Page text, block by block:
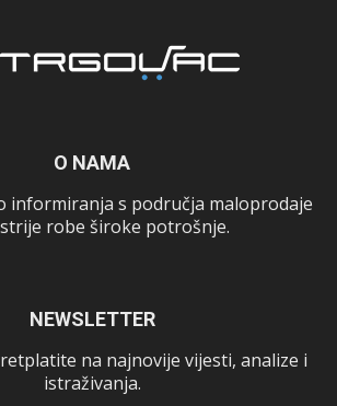
O NAMA
informiranja s područja maloprodaje
robe široke potrošnje.
NEWSLETTER
na najnovije vijesti, analize i
istraživanja.